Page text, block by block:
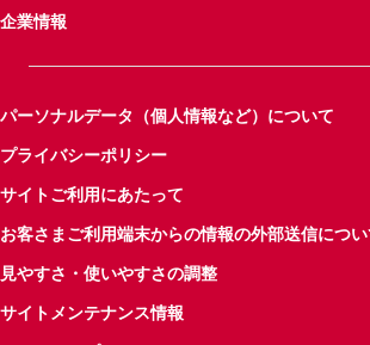
企業情報
パーソナルデータ（個人情報など）について
プライバシーポリシー
サイトご利用にあたって
お客さまご利用端末からの情報の外部送信につい
見やすさ・使いやすさの調整
サイトメンテナンス情報